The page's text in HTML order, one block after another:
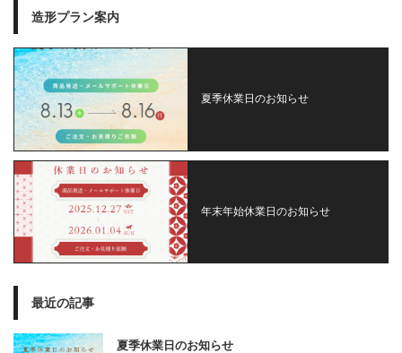
造形プラン案内
夏季休業日のお知らせ
年末年始休業日のお知らせ
最近の記事
夏季休業日のお知らせ